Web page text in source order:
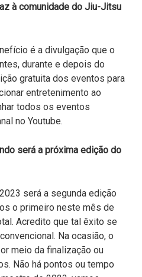
à comunidade do Jiu-Jitsu
é a divulgação que o
durante e depois do
gratuita dos eventos para
entretenimento ao
todos os eventos
no Youtube.
será a próxima edição do
será a segunda edição
o primeiro neste mês de
Acredito que tal êxito se
Na ocasião, o
meio da finalização ou
Não há pontos ou tempo